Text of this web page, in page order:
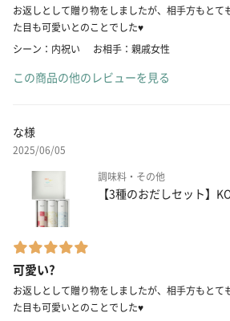
お返しとして贈り物をしましたが、相手方もとて
た目も可愛いとのことでした♥️
シーン：内祝い
お相手：親戚女性
この商品の他のレビューを見る
な様
2025/06/05
調味料・その他
【3種のおだしセット】
可愛い?
お返しとして贈り物をしましたが、相手方もとて
た目も可愛いとのことでした♥️